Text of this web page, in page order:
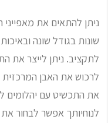
ניתן להתאים את מאפייני
שונות בגודל שונה
לתקציב. ניתן לייצר את
לרכוש את האבן המרכזית
את התכשיט עם יהלומים
לנוחיותך אפשר לבחור